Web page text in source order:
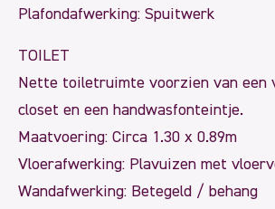
Plafondafwerking: Spuitwerk
TOILET
Nette toiletruimte voorzien van een
closet en een handwasfonteintje.
Maatvoering: Circa 1.30 x 0.89m
Vloerafwerking: Plavuizen met
Wandafwerking: Betegeld / behang